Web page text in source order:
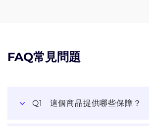
FAQ常見問題
Q1 這個商品提供哪些保障？